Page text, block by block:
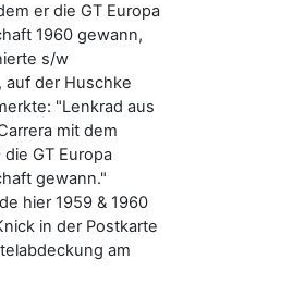
er die GT Europa
1960 gewann,
s/w
auf der Huschke
"Lenkrad aus
mit dem
GT Europa
gewann."
hier 1959 & 1960
in der Postkarte
am